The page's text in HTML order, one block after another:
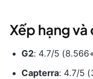
Xếp hạng
G2: 4.7/5
Capterra: 4.7/5